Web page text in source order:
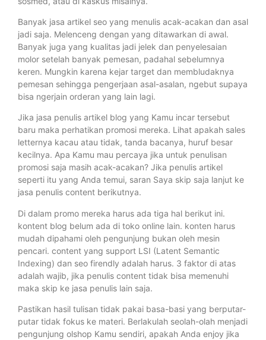
Banyak jasa artikel seo yang menulis acak-acakan dan asal
jadi saja. Melenceng dengan yang ditawarkan di awal.
Banyak juga yang kualitas jadi jelek dan penyelesaian
molor setelah banyak pemesan, padahal sebelumnya
keren. Mungkin karena kejar target dan membludaknya
pemesan sehingga pengerjaan asal-asalan, ngebut supaya
bisa ngerjain orderan yang lain lagi.
Jika jasa penulis artikel blog yang Kamu incar tersebut
baru maka perhatikan promosi mereka. Lihat apakah sales
letternya kacau atau tidak, tanda bacanya, huruf besar
kecilnya. Apa Kamu mau percaya jika untuk penulisan
promosi saja masih acak-acakan? Jika penulis artikel
seperti itu yang Anda temui, saran Saya skip saja lanjut ke
jasa penulis content berikutnya.
Di dalam promo mereka harus ada tiga hal berikut ini.
kontent blog belum ada di toko online lain. konten harus
mudah dipahami oleh pengunjung bukan oleh mesin
pencari. content yang support LSI (Latent Semantic
Indexing) dan seo firendly adalah harus. 3 faktor di atas
adalah wajib, jika penulis content tidak bisa memenuhi
maka skip ke jasa penulis lain saja.
Pastikan hasil tulisan tidak pakai basa-basi yang berputar-
putar tidak fokus ke materi. Berlakulah seolah-olah menjadi
pengunjung olshop Kamu sendiri, apakah Anda enjoy jika